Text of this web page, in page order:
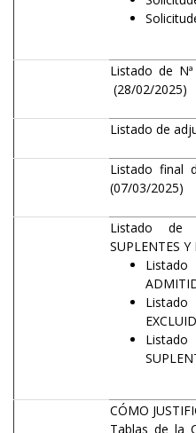
Listado de
(28/02/2025)
Listado de
Listado final
(07/03/2025)
Listado de
SUPLENTES
CÓMO
Tablas de la